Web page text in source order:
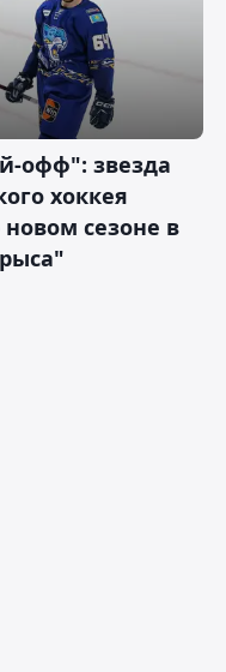
офф": звезда
хоккея
сезоне в